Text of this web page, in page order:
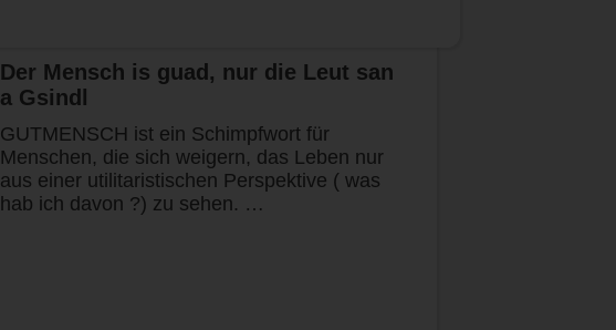
Der Mensch is guad, nur die Leut san
a Gsindl
GUTMENSCH ist ein Schimpfwort für
Menschen, die sich weigern, das Leben nur
aus einer utilitaristischen Perspektive ( was
hab ich davon ?) zu sehen. …